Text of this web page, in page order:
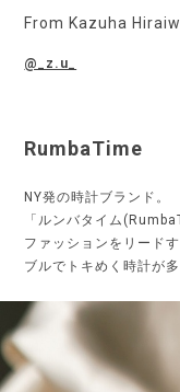
From Kazuha
@_z.u_
RumbaTime
NY発の時計ブランド。
「ルンバタイム
ファッションをリード
ブルでトキめく時計が多